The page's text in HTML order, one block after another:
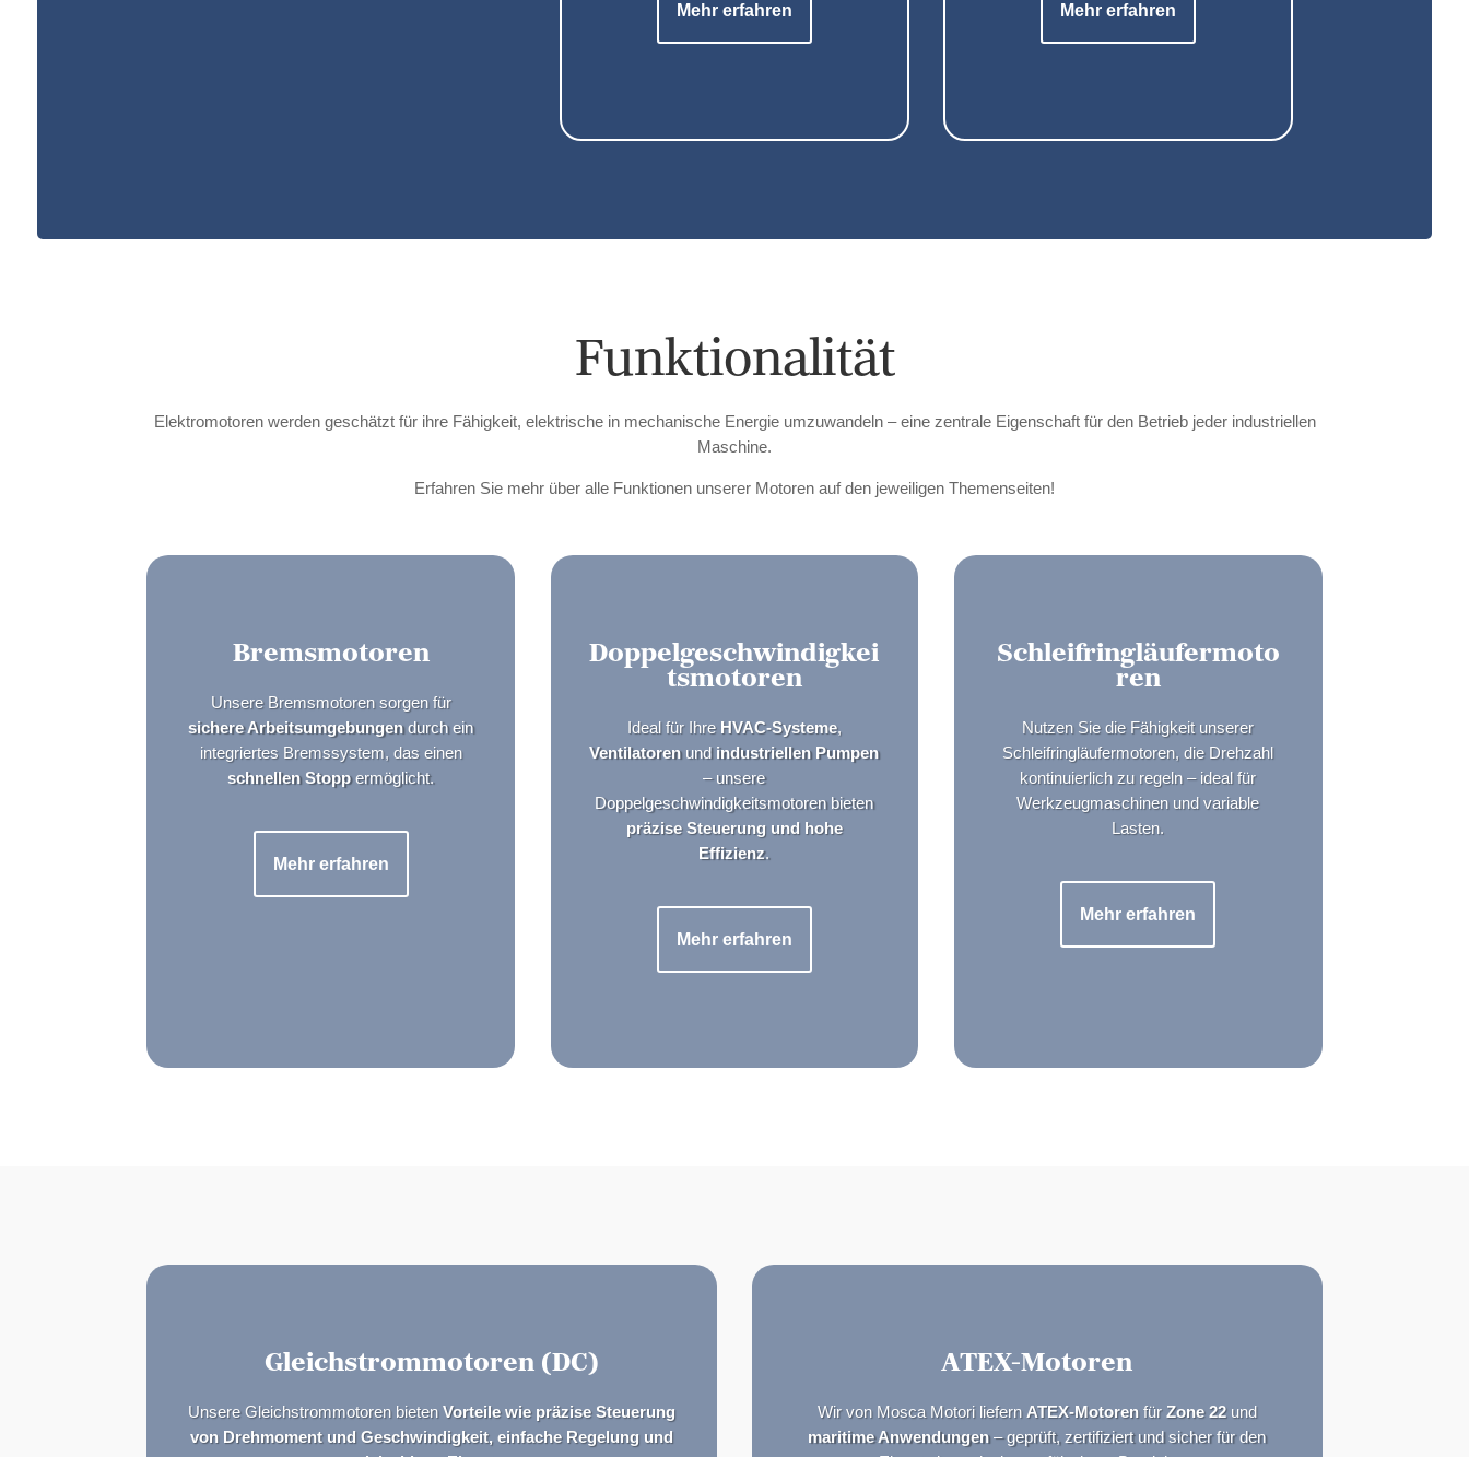
Mehr erfahren Mehr erfahren
Funktionalität
Elektromotoren werden geschätzt für ihre Fähigkeit, elektrische in mechanische Energie umzuwandeln – eine zentrale Eigenschaft für den Betrieb jeder industriellen
Maschine.
Erfahren Sie mehr über alle Funktionen unserer Motoren auf den jeweiligen Themenseiten!
Bremsmotoren
Unsere Bremsmotoren sorgen für
sichere Arbeitsumgebungendurch ein
integriertes Bremssystem, das einen
schnellen Stoppermöglicht.
Mehr erfahren
Doppelgeschwindigkei
tsmotoren
Ideal für Ihre HVAC-Systeme,
Ventilatorenundindustriellen Pumpen
– unsere
Doppelgeschwindigkeitsmotoren bieten
präzise Steuerung und hohe
Effizienz.
Mehr erfahren
Schleifringläufermoto
ren
Nutzen Sie die Fähigkeit unserer
Schleifringläufermotoren, die Drehzahl
kontinuierlich zu regeln – ideal für
Werkzeugmaschinen und variable
Lasten.
Mehr erfahren
Gleichstrommotoren (DC)
Unsere Gleichstrommotoren bietenVorteile wie präzise Steuerung
von Drehmoment und Geschwindigkeit, einfache Regelung und
ATEX-Motoren
Wir von Mosca Motori liefern ATEX-MotorenfürZone 22und
maritime Anwendungen– geprüft, zertifiziert und sicher für den